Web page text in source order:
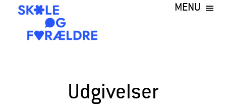
hovedindhold
MENU
Udgivelser